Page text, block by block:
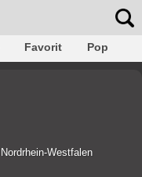
Favorit
Pop
Nordrhein-Westfalen